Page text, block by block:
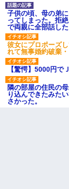
子供の頃、母の弟
ってしまった。拒
で両親に全部話した
彼女にプロポーズ
れて無事婚約破棄・
【驚愕】5000円
隣の部屋の住民の
り込んできたみた
さかった。